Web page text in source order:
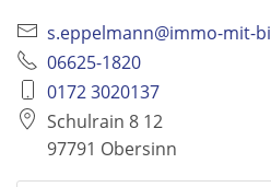
s.eppelmann@immo-mit-
06625-1820
0172 3020137
Schulrain 8 12
97791 Obersinn